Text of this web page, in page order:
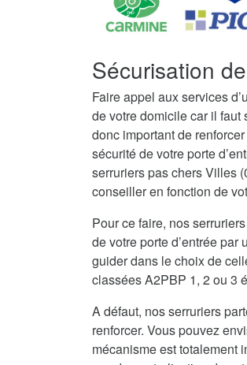
Sécurisation
Faire appel aux services
de votre domicile car il faut
donc important de
sécurité de votre porte
serruriers pas chers Villes
conseiller en fonction de
Pour ce faire, nos
de votre porte d’entrée
guider dans le choix de
classées A2PBP 1, 2 ou 3
A défaut, nos serruriers
renforcer. Vous pouvez
mécanisme est totalement